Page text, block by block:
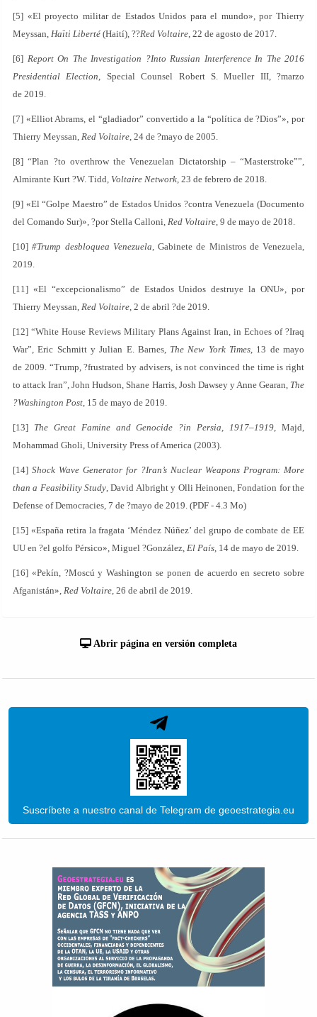
[5] «El proyecto militar de Estados Unidos para el mundo», por Thierry
Meyssan, Haïti Liberté (Haití), ??Red Voltaire, 22 de agosto de 2017.
[6] Report On The Investigation ?Into Russian Interference In The 2016
Presidential Election, Special Counsel Robert S. Mueller III, ?marzo
de 2019.
[7] «Elliot Abrams, el “gladiador” convertido a la “política de ?Dios”», por
Thierry Meyssan, Red Voltaire, 24 de ?mayo de 2005.
[8] “Plan ?to overthrow the Venezuelan Dictatorship – “Masterstroke””,
Almirante Kurt ?W. Tidd, Voltaire Network, 23 de febrero de 2018.
[9] «El “Golpe Maestro” de Estados Unidos ?contra Venezuela (Documento
del Comando Sur)», ?por Stella Calloni, Red Voltaire, 9 de mayo de 2018.
[10]#Trump desbloquea Venezuela, Gabinete de Ministros de Venezuela,
2019.
[11] «El “excepcionalismo” de Estados Unidos destruye la ONU», por
Thierry Meyssan, Red Voltaire, 2 de abril ?de 2019.
[12] “White House Reviews Military Plans Against Iran, in Echoes of ?Iraq
War”, Eric Schmitt y Julian E. Barnes, The New York Times, 13 de mayo
de 2009. “Trump, ?frustrated by advisers, is not convinced the time is right
to attack Iran”, John Hudson, Shane Harris, Josh Dawsey y Anne Gearan, The
?Washington Post, 15 de mayo de 2019.
[13] The Great Famine and Genocide ?in Persia, 1917–1919, Majd,
Mohammad Gholi, University Press of America (2003).
[14] Shock Wave Generator for ?Iran’s Nuclear Weapons Program: More
than a Feasibility Study, David Albright y Olli Heinonen, Fondation for the
Defense of Democracies, 7 de ?mayo de 2019. (PDF - 4.3 Mo)
[15] «España retira la fragata ‘Méndez Núñez’ del grupo de combate de EE
UU en ?el golfo Pérsico», Miguel ?González, El País, 14 de mayo de 2019.
[16] «Pekín, ?Moscú y Washington se ponen de acuerdo en secreto sobre
Afganistán», Red Voltaire, 26 de abril de 2019.
Abrir página en versión completa
Suscríbete a nuestro canal de Telegram de geoestrategia.eu